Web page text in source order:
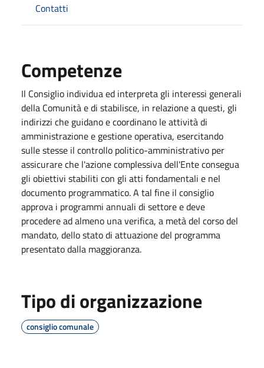
Contatti
Competenze
Il Consiglio individua ed interpreta gli interessi generali
della Comunità e di stabilisce, in relazione a questi, gli
indirizzi che guidano e coordinano le attività di
amministrazione e gestione operativa, esercitando
sulle stesse il controllo politico-amministrativo per
assicurare che l'azione complessiva dell'Ente consegua
gli obiettivi stabiliti con gli atti fondamentali e nel
documento programmatico. A tal fine il consiglio
approva i programmi annuali di settore e deve
procedere ad almeno una verifica, a metà del corso del
mandato, dello stato di attuazione del programma
presentato dalla maggioranza.
Tipo di organizzazione
consiglio comunale